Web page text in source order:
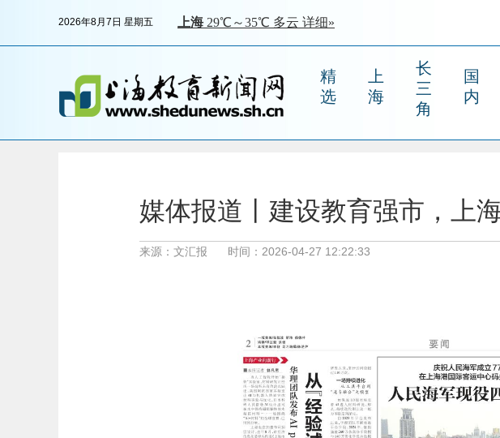
2026年8月7日 星期五
精
选
上
海
长
三
角
国
内
媒体报道丨建设教育强市，上
来源：文汇报 时间：2026-04-27 12:22:33